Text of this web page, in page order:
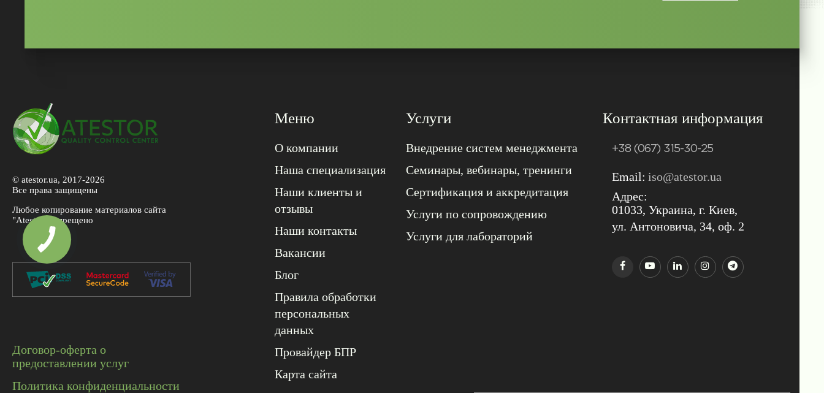
Меню
О компании
Наша специализация
Наши клиенты и
отзывы
Наши контакты
Вакансии
Блог
Правила обработки
персональных
данных
Провайдер БПР
Карта сайта
Услуги
Внедрение систем менеджмента
Семинары, вебинары, тренинги
Сертификация и аккредитация
Услуги по сопровождению
Услуги для лабораторий
Контактная информация
+38 (067) 315-30-25
Email: iso@atestor.ua
Адрес:
01033, Украина, г. Киев,
ул. Антоновича, 34, оф. 2
© atestor.ua, 2017-2026
Все права защищены
Любое копирование материалов сайта
"Atestor" запрещено
Договор-оферта о
предоставлении услуг
Политика конфиденциальности